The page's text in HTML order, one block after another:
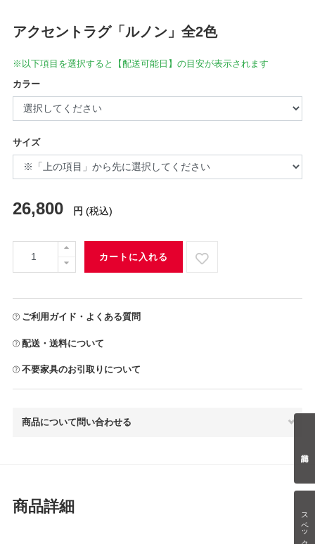
スペック情報
アクセントラグ「ルノン」全2色
※以下項目を選択すると【配送可能日】の目安が表示されます
カラー
サイズ
26,800 円 (税込)
カートに入れる
ご利用ガイド・よくある質問
配送・送料について
不要家具のお引取りについて
商品について問い合わせる
商品詳細